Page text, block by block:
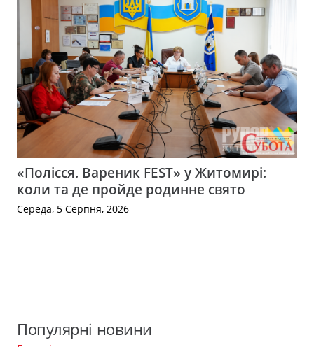
«Полісся. Вареник FEST» у Житомирі:
коли та де пройде родинне свято
Середа, 5 Серпня, 2026
Популярні новини